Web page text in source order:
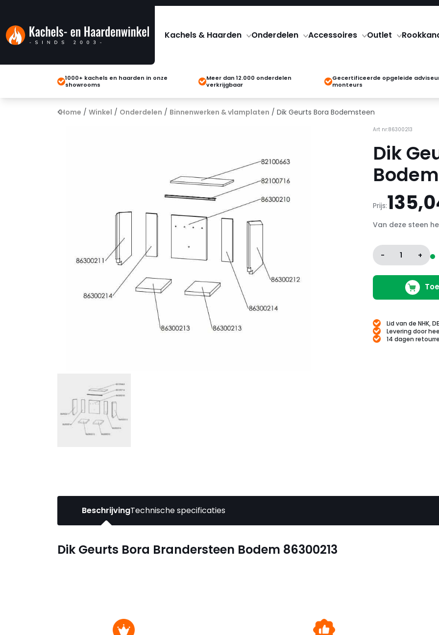
Kachels & Haarden Onderdelen Accessoires Outlet
1000+ kachels en haarden in onze
showrooms
Meer dan 12.000 onderdelen
verkrijgbaar
Gecertificeerde opgeleide
monteurs
Home / Winkel / Onderdelen / Binnenwerken & vlamplaten / Dik Geurts Bora Bodemsteen
Art nr:86300213
Dik
Prijs:
Van deze steen
- 1 +
Lid van de NHK,
Levering door
14 dagen
BeschrijvingTechnische specificaties
Dik Geurts Bora Brandersteen Bodem 86300213